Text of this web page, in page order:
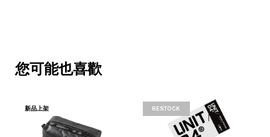
您可能也喜歡
新品上架 RESTOCK